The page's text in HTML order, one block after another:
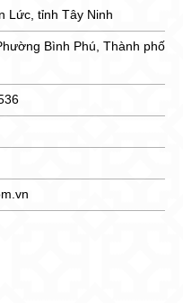
Lức, tỉnh Tây Ninh
Bình Phú, Thành phố